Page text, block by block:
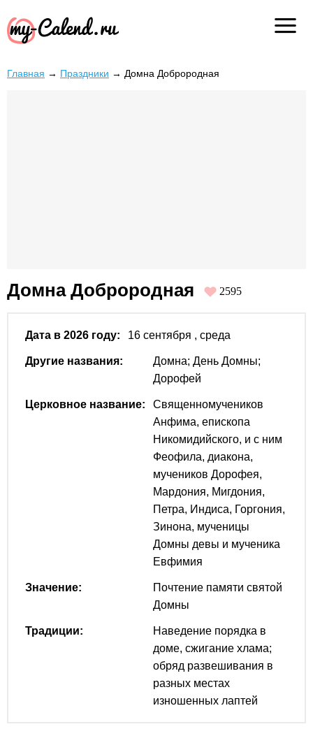
Главная → Праздники → Домна Доброродная
Домна Доброродная 2595
Дата в 2026 году: 16 сентября , среда
Другие названия:
Домна; День Домны;
Дорофей
Церковное название:
Священномучеников
Анфима, епископа
Никомидийского, и с ним
Феофила, диакона,
мучеников Дорофея,
Мардония, Мигдония,
Петра, Индиса, Горгония,
Зинона, мученицы
Домны девы и мученика
Евфимия
Значение:
Почтение памяти святой
Домны
Традиции:
Наведение порядка в
доме, сжигание хлама;
обряд развешивания в
разных местах
изношенных лаптей